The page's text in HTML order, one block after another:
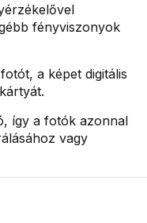
fényviszonyok
a képet digitális
így a fotók azonnal
vagy